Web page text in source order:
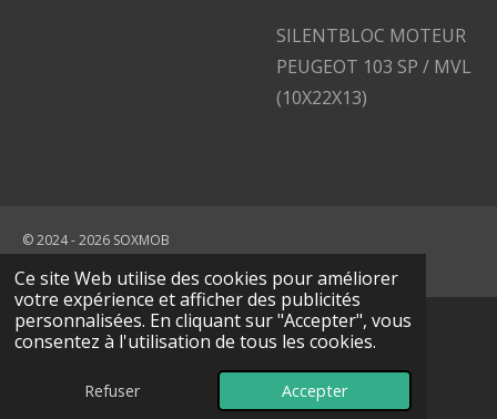
Ce site Web utilise des cookies pour améliorer
votre expérience et afficher des publicités
personnalisées. En cliquant sur "Accepter", vous
consentez à l'utilisation de tous les cookies.
Refuser Accepter
SILENTBLOC MOTEUR
PEUGEOT 103 SP / MVL
(10X22X13)
© 2024 - 2026 SOXMOB